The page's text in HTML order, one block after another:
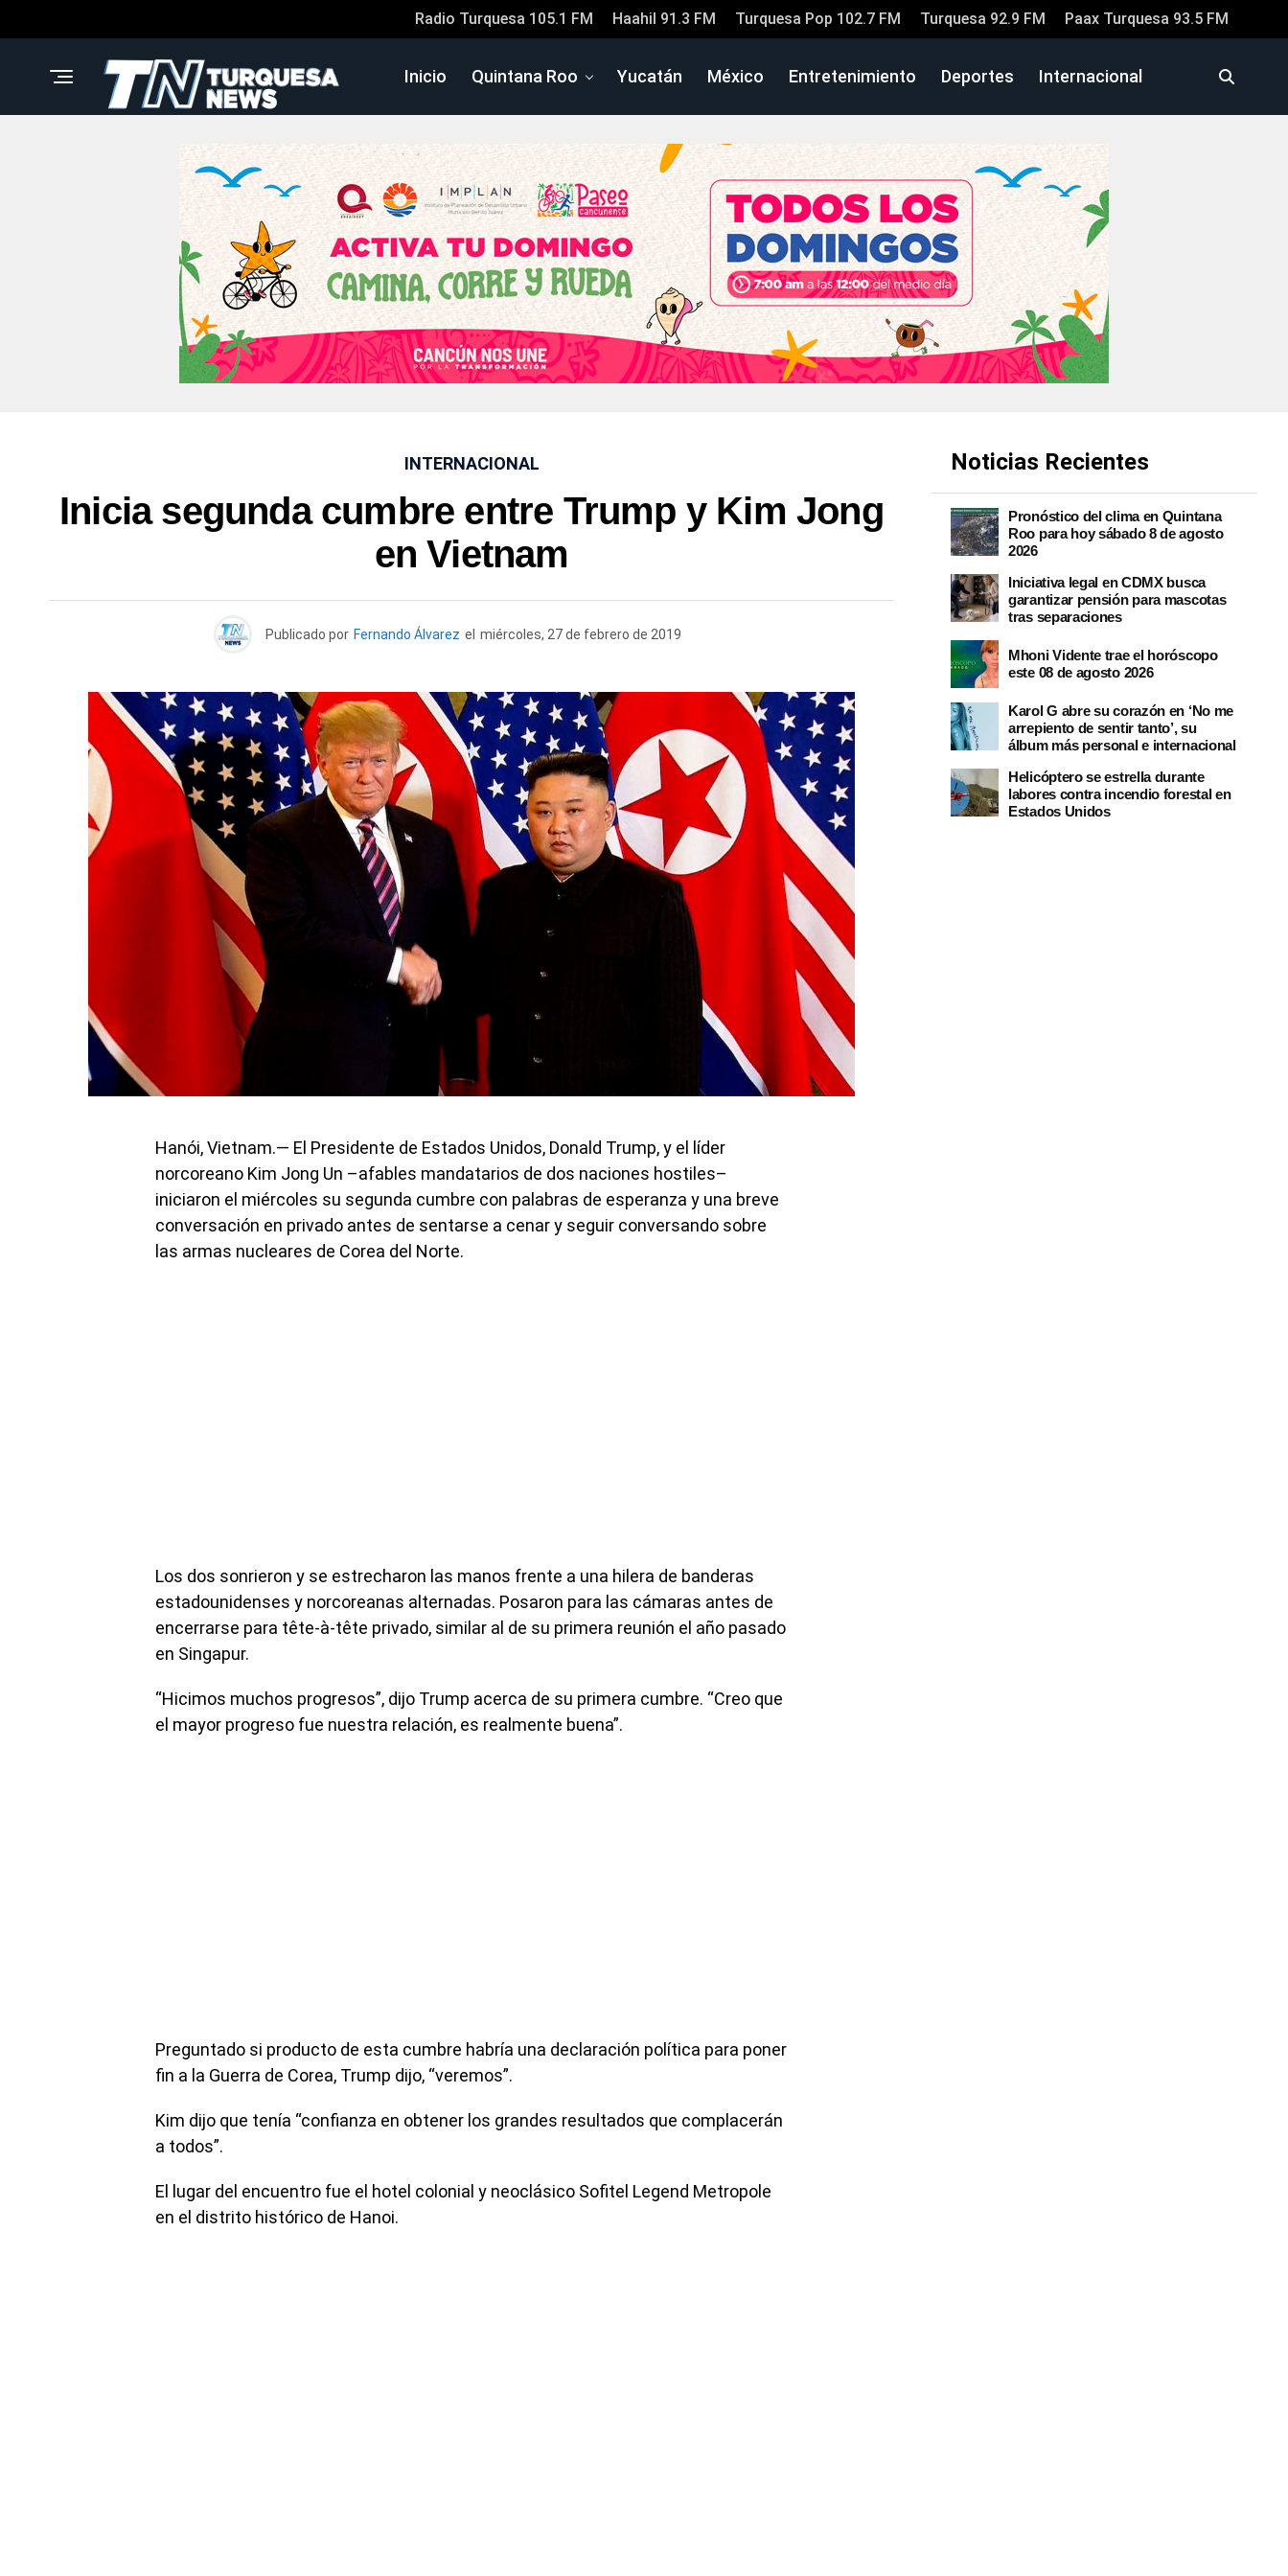
Radio Turquesa 105.1 FM Haahil 91.3 FM Turquesa Pop 102.7 FM Turquesa 92.9 FM Paax Turquesa 93.5 FM
Inicio Quintana Roo Yucatán México Entretenimiento Deportes Internacional
INTERNACIONAL
Inicia segunda cumbre entre Trump y Kim Jong
en Vietnam
Publicado por Fernando Álvarez el miércoles, 27 de febrero de 2019
Hanói, Vietnam.— El Presidente de Estados Unidos, Donald Trump, y el líder
norcoreano Kim Jong Un –afables mandatarios de dos naciones hostiles–
iniciaron el miércoles su segunda cumbre con palabras de esperanza y una breve
conversación en privado antes de sentarse a cenar y seguir conversando sobre
las armas nucleares de Corea del Norte.
Los dos sonrieron y se estrecharon las manos frente a una hilera de banderas
estadounidenses y norcoreanas alternadas. Posaron para las cámaras antes de
encerrarse para tête-à-tête privado, similar al de su primera reunión el año pasado
en Singapur.
“Hicimos muchos progresos”, dijo Trump acerca de su primera cumbre. “Creo que
el mayor progreso fue nuestra relación, es realmente buena”.
Preguntado si producto de esta cumbre habría una declaración política para poner
fin a la Guerra de Corea, Trump dijo, “veremos”.
Kim dijo que tenía “confianza en obtener los grandes resultados que complacerán
a todos”.
El lugar del encuentro fue el hotel colonial y neoclásico Sofitel Legend Metropole
en el distrito histórico de Hanoi.
Noticias Recientes
Pronóstico del clima en Quintana
Roo para hoy sábado 8 de agosto
2026
Iniciativa legal en CDMX busca
garantizar pensión para mascotas
tras separaciones
Mhoni Vidente trae el horóscopo
este 08 de agosto 2026
Karol G abre su corazón en ‘No me
arrepiento de sentir tanto’, su
álbum más personal e internacional
Helicóptero se estrella durante
labores contra incendio forestal en
Estados Unidos